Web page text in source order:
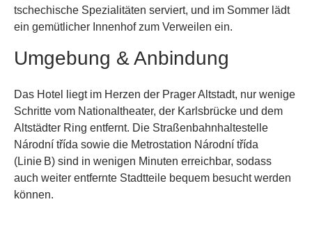
tschechische Spezialitäten serviert, und im Sommer lädt
ein gemütlicher Innenhof zum Verweilen ein.
Umgebung & Anbindung
Das Hotel liegt im Herzen der Prager Altstadt, nur wenige
Schritte vom Nationaltheater, der Karlsbrücke und dem
Altstädter Ring entfernt. Die Straßenbahnhaltestelle
Národní třída sowie die Metrostation Národní třída
(Linie B) sind in wenigen Minuten erreichbar, sodass
auch weiter entfernte Stadtteile bequem besucht werden
können.